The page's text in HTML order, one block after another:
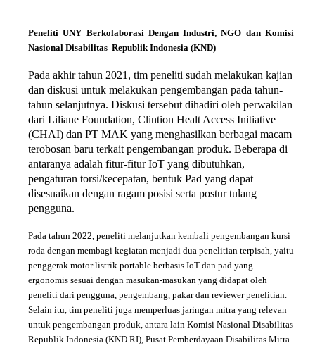
Peneliti UNY Berkolaborasi Dengan Industri, NGO dan Komisi
Nasional Disabilitas Republik Indonesia (KND)
Pada akhir tahun 2021, tim peneliti sudah melakukan kajian
dan diskusi untuk melakukan pengembangan pada tahun-
tahun selanjutnya. Diskusi tersebut dihadiri oleh perwakilan
dari Liliane Foundation, Clintion Healt Access Initiative
(CHAI) dan PT MAK yang menghasilkan berbagai macam
terobosan baru terkait pengembangan produk. Beberapa di
antaranya adalah fitur-fitur IoT yang dibutuhkan,
pengaturan torsi/kecepatan, bentuk Pad yang dapat
disesuaikan dengan ragam posisi serta postur tulang
pengguna.
Pada tahun 2022, peneliti melanjutkan kembali pengembangan kursi
roda dengan membagi kegiatan menjadi dua penelitian terpisah, yaitu
penggerak motor listrik portable berbasis IoT dan pad yang
ergonomis sesuai dengan masukan-masukan yang didapat oleh
peneliti dari pengguna, pengembang, pakar dan reviewerpenelitian.
Selain itu, tim peneliti juga memperluas jaringan mitra yang relevan
untuk pengembangan produk, antara lain Komisi Nasional Disabilitas
Republik Indonesia (KND RI), Pusat Pemberdayaan Disabilitas Mitra